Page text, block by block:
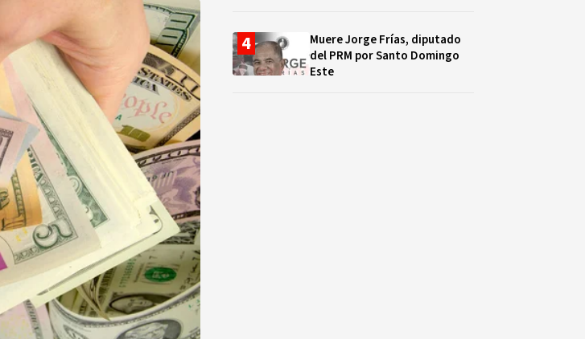
Muere Jorge Frías, diputado
del PRM por Santo Domingo
Este